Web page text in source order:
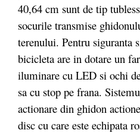
40,64 cm sunt de tip
socurile transmise
terenului. Pentru siguranta
bicicleta are in dotare un
iluminare cu LED si ochi
sa cu stop pe frana.
actionare din ghidon
disc cu care este echipata